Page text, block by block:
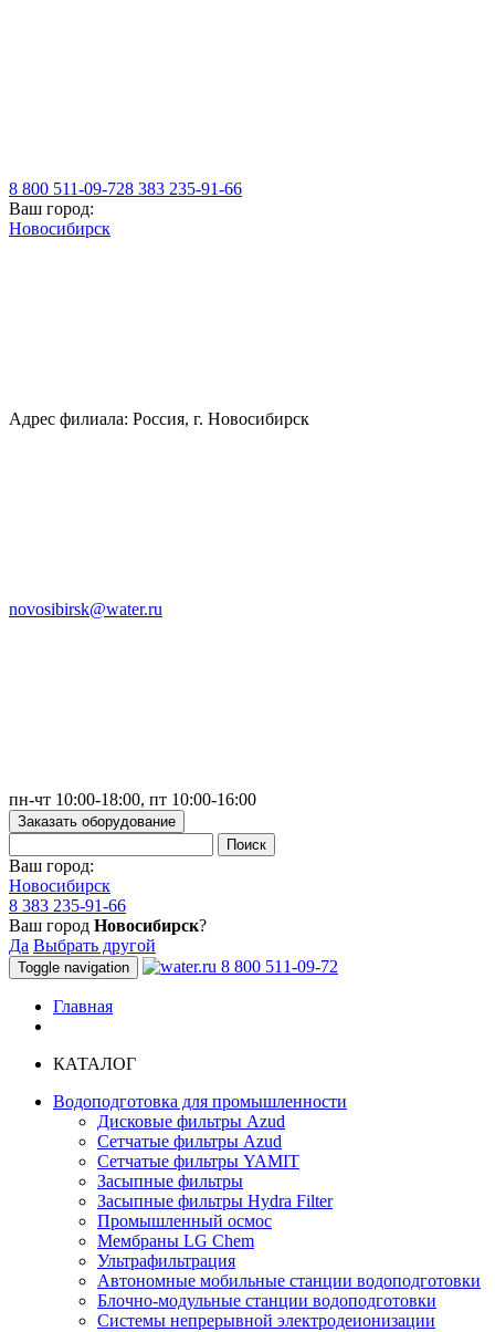
8 800 511-09-728 383 235-91-66
Ваш город:
Новосибирск
Адрес филиала: Россия, г. Новосибирск
novosibirsk@water.ru
пн-чт 10:00-18:00, пт 10:00-16:00
Заказать оборудование
Ваш город:
Новосибирск
8 383 235-91-66
Ваш город Новосибирск?
Да Выбрать другой
Toggle navigation 8 800 511-09-72
Главная
КАТАЛОГ
Водоподготовка для промышленности
Дисковые фильтры Azud
Сетчатые фильтры Azud
Сетчатые фильтры YAMIT
Засыпные фильтры
Засыпные фильтры Hydra Filter
Промышленный осмос
Мембраны LG Chem
Ультрафильтрация
Автономные мобильные станции водоподготовки
Блочно-модульные станции водоподготовки
Системы непрерывной электродеионизации